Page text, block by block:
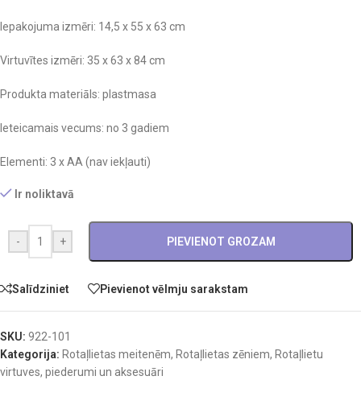
Iepakojuma izmēri: 14,5 x 55 x 63 cm
Virtuvītes izmēri: 35 x 63 x 84 cm
Produkta materiāls: plastmasa
Ieteicamais vecums: no 3 gadiem
Elementi: 3 x AA (nav iekļauti)
Ir noliktavā
- + PIEVIENOT GROZAM
Salīdziniet Pievienot vēlmju sarakstam
SKU: 922-101
Kategorija: Rotaļlietas meitenēm, Rotaļlietas zēniem, Rotaļlietu
virtuves, piederumi un aksesuāri